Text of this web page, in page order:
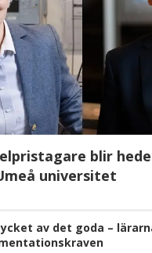
blir
universitet
av det goda –